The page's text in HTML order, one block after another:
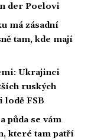
der Poelovi
má zásadní
tam, kde mají
Ukrajinci
ruských
FSB
půda se vám
které tam patří